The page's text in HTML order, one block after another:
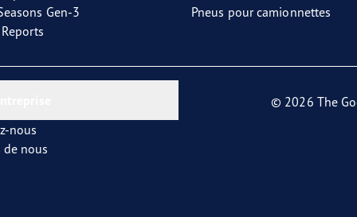
Gen-3
Pneus pour camionnettes
nous
de nous
© 2026 The